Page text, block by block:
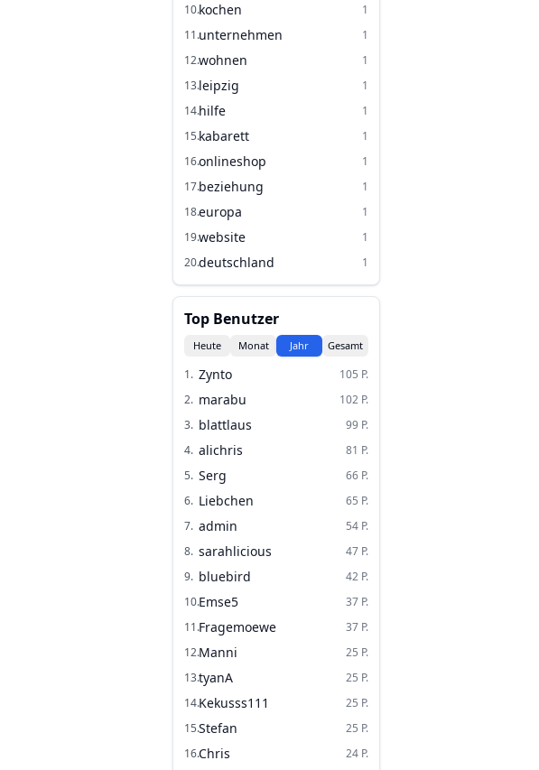
10.kochen
1
11.unternehmen
1
12.wohnen
1
13.leipzig
1
14.hilfe
1
15.kabarett
1
16.onlineshop
1
17.beziehung
1
18.europa
1
19.website
1
20.deutschland 1
Top Benutzer
Heute Monat Jahr Gesamt
1. Zynto 105 P.
2. marabu 102 P.
3. blattlaus 99 P.
4. alichris 81 P.
5. Serg 66 P.
6. Liebchen 65 P.
7. admin 54 P.
8. sarahlicious 47 P.
9. bluebird 42 P.
10.Emse5 37 P.
11.Fragemoewe 37 P.
12.Manni 25 P.
13.tyanA 25 P.
14.Kekusss111 25 P.
15.Stefan 25 P.
16.Chris 24 P.